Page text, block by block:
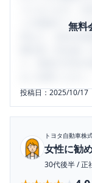
無料
うになります。
ミの投稿サイト
判など、女性の
輩社員（元社員
り、将来の不安
投稿日：2025/10/17
トヨタ自動車株
女性に勧
30代後半/正